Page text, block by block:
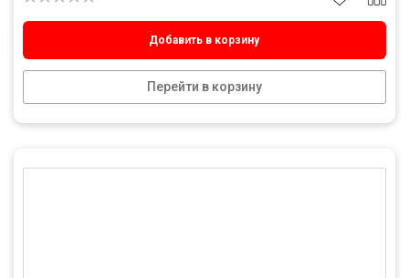
Добавить в корзину
Перейти в корзину